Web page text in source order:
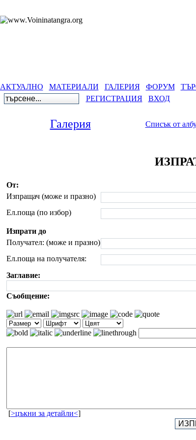
АКТУАЛНО МАТЕРИАЛИ ГАЛЕРИЯ ФОРУМ
РЕГИСТРАЦИЯ
ВХОД
Галерия Списък от
От:
Изпращач (може и празно)
Ел.поща (по избор)
Изпрати до
Получател: (може и празно)
Ел.поща на получателя:
Заглавие:
Съобщение:
[>цъкни за детайли<]